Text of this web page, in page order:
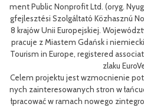
ment Public Nonprofit Ltd. (oryg.
gfejlesztési Szolgáltató Közhasznú
8 krajów Unii Europejskiej.
pracuje z Miastem Gdańsk i
Tourism in Europe, registered
zlaku
Celem projektu jest wzmocnienie
nych zainteresowanych stron w
łpracować w ramach nowego